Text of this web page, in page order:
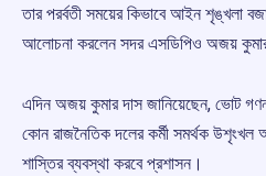
তার পরর্বতী সময়ের কিভাবে আইন শৃঙ্খলা
আলোচনা করলেন সদর এসডিপিও অজয়
এদিন অজয় কুমার দাস জানিয়েছেন, ভোট
কোন রাজনৈতিক দলের কর্মী সমর্থক উশৃংখল
শাস্তির ব্যবস্থা করবে প্রশাসন।